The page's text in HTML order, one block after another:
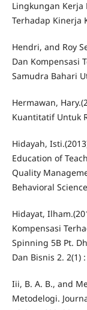
Lingkungan Kerja
Terhadap Kinerja
Hendri, and Roy
Dan Kompensasi
Samudra Bahari
Hermawan,
Kuantitatif Untuk
Hidayah,
Education of
Quality
Behavioral
Hidayat,
Kompensasi
Spinning 5B Pt.
Dan Bisnis 2. 2(1)
Iii, B. A. B., and
Metodelogi.